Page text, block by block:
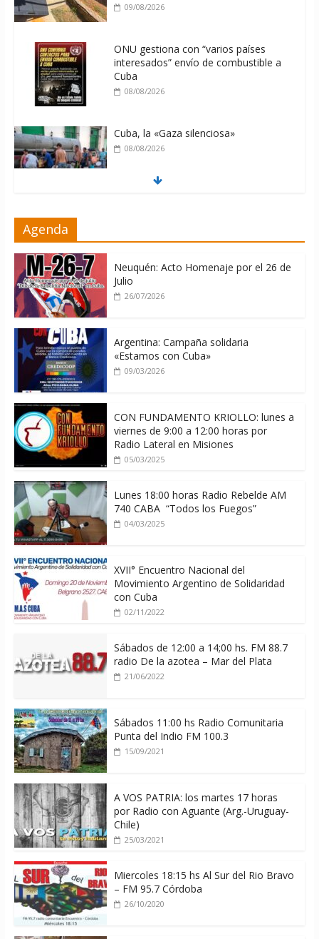
09/08/2026
ONU gestiona con “varios países
interesados” envío de combustible a
Cuba
08/08/2026
Cuba, la «Gaza silenciosa»
08/08/2026
exportar ideas; es la historia la que
10/08/2026
Agenda
Neuquén: Acto Homenaje por el 26 de
Julio
26/07/2026
Argentina: Campaña solidaria
«Estamos con Cuba»
09/03/2026
CON FUNDAMENTO KRIOLLO: lunes a
viernes de 9:00 a 12:00 horas por
Radio Lateral en Misiones
05/03/2025
Lunes 18:00 horas Radio Rebelde AM
740 CABA “Todos los Fuegos”
04/03/2025
XVII° Encuentro Nacional del
Movimiento Argentino de Solidaridad
con Cuba
02/11/2022
Sábados de 12:00 a 14;00 hs. FM 88.7
radio De la azotea – Mar del Plata
21/06/2022
Sábados 11:00 hs Radio Comunitaria
Punta del Indio FM 100.3
15/09/2021
A VOS PATRIA: los martes 17 horas
por Radio con Aguante (Arg.-Uruguay-
Chile)
25/03/2021
Miercoles 18:15 hs Al Sur del Rio Bravo
– FM 95.7 Córdoba
26/10/2020